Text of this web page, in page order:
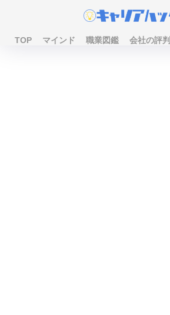
TOP マインド 職業図鑑 会社の評判